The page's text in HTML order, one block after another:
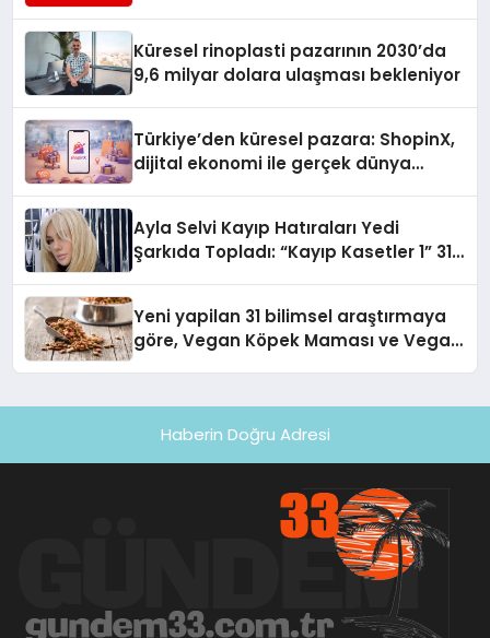
Küresel rinoplasti pazarının 2030’da
9,6 milyar dolara ulaşması bekleniyor
Türkiye’den küresel pazara: ShopinX,
dijital ekonomi ile gerçek dünya
Ayla Selvi Kayıp Hatıraları Yedi
Şarkıda Topladı: “Kayıp Kasetler 1” 31
Yeni yapilan 31 bilimsel araştırmaya
göre, Vegan Köpek Maması ve Vegan
Haberin Doğru Adresi